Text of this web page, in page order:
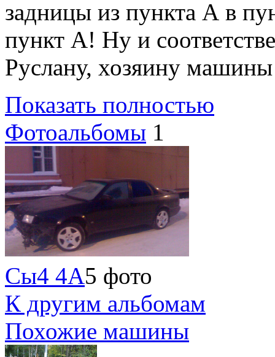
задницы из пункта А в
пункт А! Ну и
Руслану, хозяину
Показать полностью
Фотоальбомы 1
Сы4 4А5 фото
К другим альбомам
Похожие машины